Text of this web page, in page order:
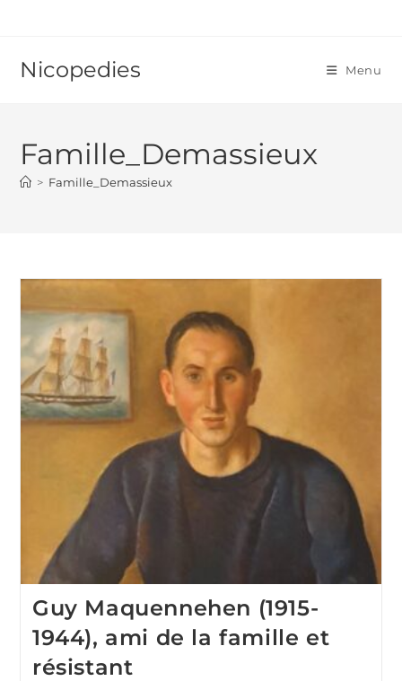
Nicopedies Menu
Famille_Demassieux
> Famille_Demassieux
Guy Maquennehen (1915-
1944), ami de la famille et
résistant